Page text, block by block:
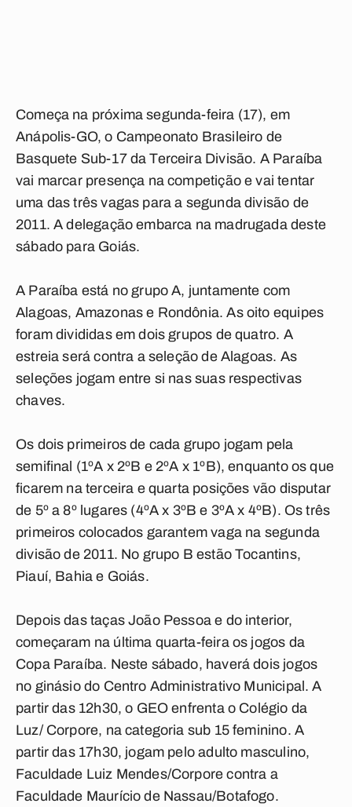
Começa na próxima segunda-feira (17), em
Anápolis-GO, o Campeonato Brasileiro de
Basquete Sub-17 da Terceira Divisão. A Paraíba
vai marcar presença na competição e vai tentar
uma das três vagas para a segunda divisão de
2011. A delegação embarca na madrugada deste
sábado para Goiás.
A Paraíba está no grupo A, juntamente com
Alagoas, Amazonas e Rondônia. As oito equipes
foram divididas em dois grupos de quatro. A
estreia será contra a seleção de Alagoas. As
seleções jogam entre si nas suas respectivas
chaves.
Os dois primeiros de cada grupo jogam pela
semifinal (1ºA x 2ºB e 2ºA x 1ºB), enquanto os que
ficarem na terceira e quarta posições vão disputar
de 5º a 8º lugares (4ºA x 3ºB e 3ºA x 4ºB). Os três
primeiros colocados garantem vaga na segunda
divisão de 2011. No grupo B estão Tocantins,
Piauí, Bahia e Goiás.
Depois das taças João Pessoa e do interior,
começaram na última quarta-feira os jogos da
Copa Paraíba. Neste sábado, haverá dois jogos
no ginásio do Centro Administrativo Municipal. A
partir das 12h30, o GEO enfrenta o Colégio da
Luz/ Corpore, na categoria sub 15 feminino. A
partir das 17h30, jogam pelo adulto masculino,
Faculdade Luiz Mendes/Corpore contra a
Faculdade Maurício de Nassau/Botafogo.